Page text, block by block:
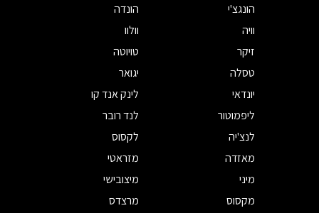
הונגצ'י
הונדה
וויה
וולוו
זיקר
טויוטה
טסלה
יגואר
יונדאי
לינק אנד קו
ליפמוטור
לנד רובר
לנצ'יה
לקסוס
מאזדה
מזראטי
מיני
מיצובישי
מקסוס
מרצדס